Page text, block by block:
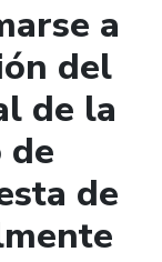
a
del
de la
de
de